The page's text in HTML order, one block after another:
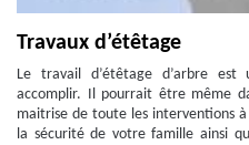
Travaux d’étêtage
Le travail d’étêtage d’arbre
accomplir. Il pourrait être même
maitrise de toute les interventions
la sécurité de votre famille ainsi